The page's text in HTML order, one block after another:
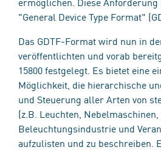
"General Device Type Format"
Das GDTF-Format wird nun in
veröffentlichten und vorab
15800 festgelegt. Es bietet eine
Möglichkeit, die hierarchische
und Steuerung aller Arten von
(z.B. Leuchten,
Beleuchtungsindustrie und
aufzulisten und zu beschreiben.